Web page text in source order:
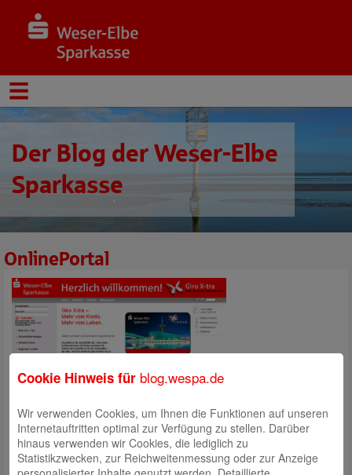
Der Blog der Weser-Elbe
Sparkasse
OnlinePortal
Cookie Hinweis für blog.wespa.de
Wir verwenden Cookies, um Ihnen die Funktionen auf unseren
Internetauftritten optimal zur Verfügung zu stellen. Darüber
hinaus verwenden wir Cookies, die lediglich zu
Statistikzwecken, zur Reichweitenmessung oder zur Anzeige